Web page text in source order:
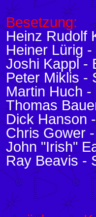
Besetzung:
Heinz Rudolf
Heiner Lürig
Joshi Kappl -
Peter Miklis -
Martin Huch
Thomas
Dick Hanson
Chris Gower
John "Irish"
Ray Beavis -